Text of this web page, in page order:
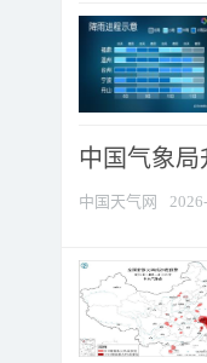
中国气象
中国天气网